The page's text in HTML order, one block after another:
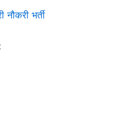
भर्ती